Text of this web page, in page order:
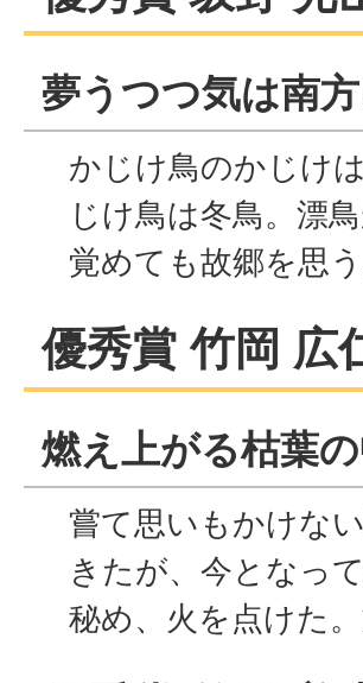
夢うつつ気は南
かじけ鳥のかじけ
じけ鳥は冬鳥。漂
覚めても故郷を思
優秀賞 竹岡 広
燃え上がる枯葉
嘗て思いもかけな
きたが、今となっ
秘め、火を点けた